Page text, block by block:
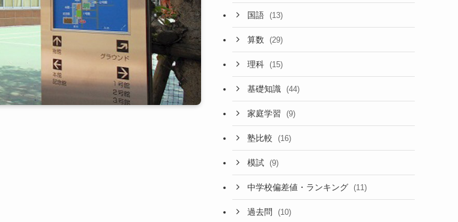
国語 (13)
算数 (29)
理科 (15)
基礎知識 (44)
家庭学習 (9)
塾比較 (16)
模試 (9)
中学校偏差値・ランキング (11)
過去問 (10)